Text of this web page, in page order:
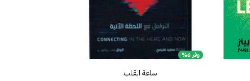
وفر 6%
ساعة القلب